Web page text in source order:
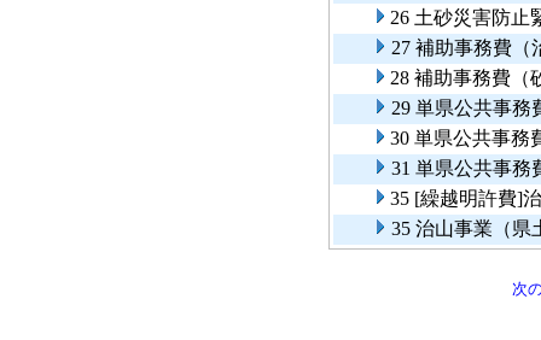
26 土砂災害防止
27 補助事務費（
28 補助事務費（
29 単県公共事務
30 単県公共事務
31 単県公共事務
35 [繰越明許費]
35 治山事業（県
次